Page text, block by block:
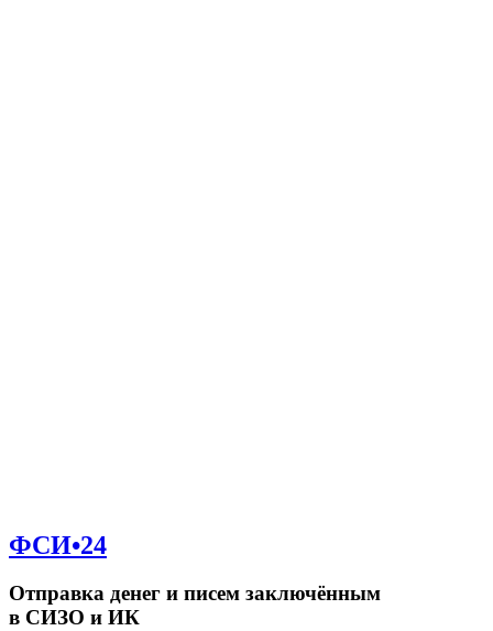
ФСИ•24
Отправка денег и писем заключённым
в СИЗО и ИК